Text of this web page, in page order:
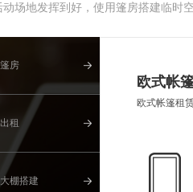
场地发挥到好，使用篷房搭建临时
房
租
棚搭建
欧式帐
欧式帐篷租